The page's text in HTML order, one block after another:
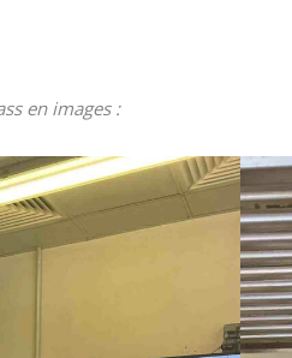
en images :